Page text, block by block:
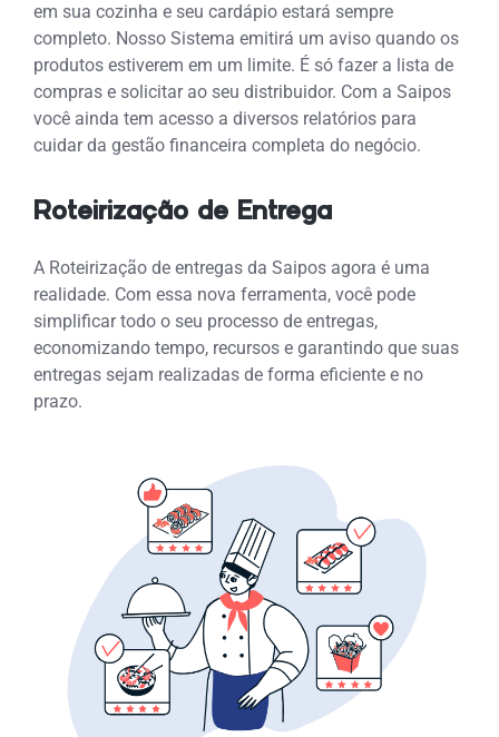
em sua cozinha e seu cardápio estará sempre
completo. Nosso Sistema emitirá um aviso quando os
produtos estiverem em um limite. É só fazer a lista de
compras e solicitar ao seu distribuidor. Com a Saipos
você ainda tem acesso a diversos relatórios para
cuidar da gestão financeira completa do negócio.
Roteirização de Entrega
A Roteirização de entregas da Saipos agora é uma
realidade. Com essa nova ferramenta, você pode
simplificar todo o seu processo de entregas,
economizando tempo, recursos e garantindo que suas
entregas sejam realizadas de forma eficiente e no
prazo.